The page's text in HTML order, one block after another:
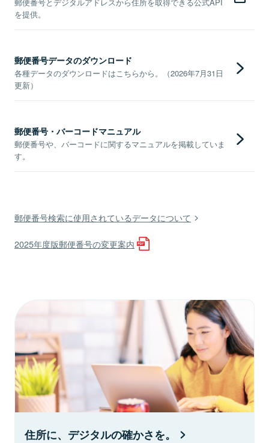
郵便番号とデジタルアドレスから住所を取得できる公式API
を提供。
郵便番号データのダウンロード
各種データのダウンロードはこちらから。（2026年7月31日
更新）
郵便番号・バーコードマニュアル
郵便番号や、バーコードに関するマニュアルを掲載していま
す。
郵便番号検索に使用されているデータについて
2025年度版郵便番号の変更案内
住所に、デジタルの確かさを。